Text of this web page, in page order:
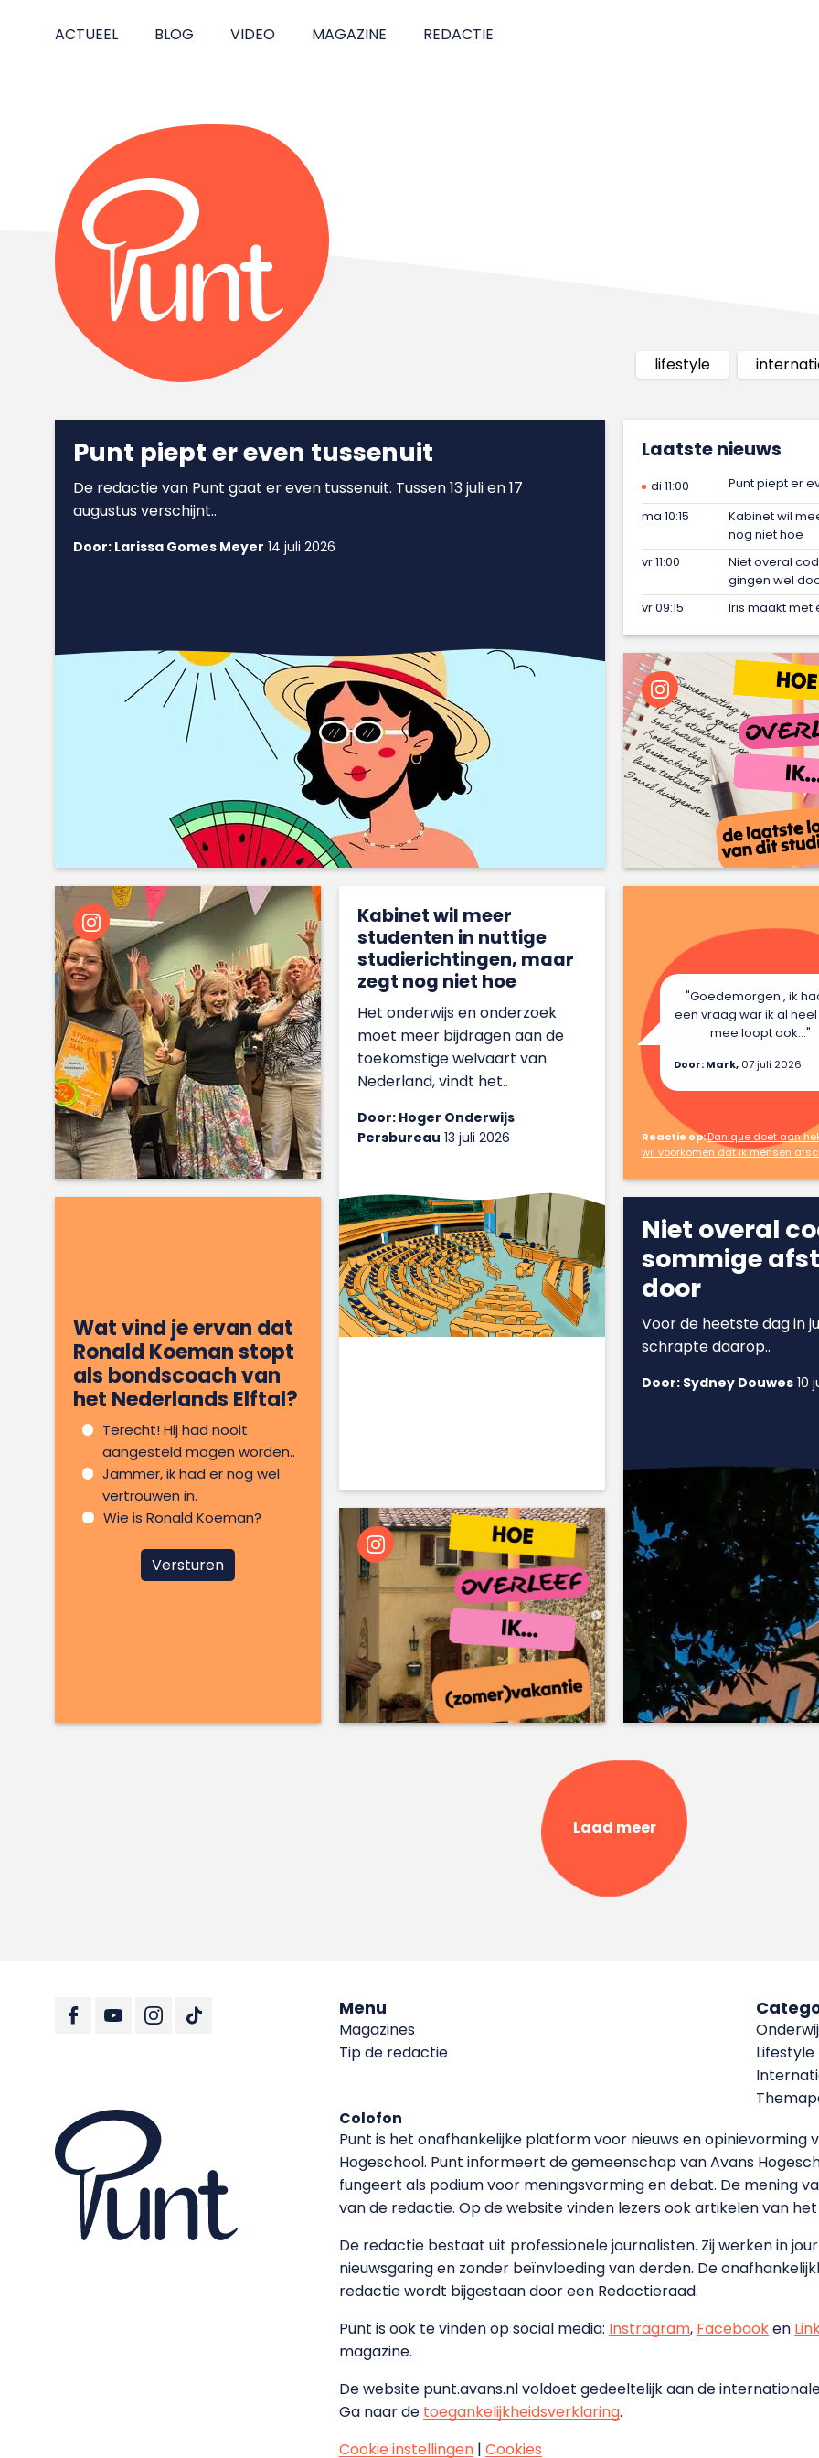
ACTUEEL BLOG VIDEO MAGAZINE REDACTIE
lifestyle
Punt piept er even tussenuit
De redactie van Punt gaat er even tussenuit. Tussen 13 juli en 17
augustus verschijnt..
Door: Larissa Gomes Meyer 14 juli 2026
Laatste nieuws
di 11:00
Punt piept er
ma 10:15
Kabinet wil
nog niet hoe
vr 11:00
Niet overal
gingen wel
vr 09:15
Iris maakt met
wo 16:00
Microsoft de
"Goedemorgen , ik
een vraag war ik al
mee loopt ook..."
Door: Mark,07 juli 2026
Reactie op:Danique doet aan
wil voorkomen dat ik mensen
Wat vind je ervan dat
Ronald Koeman stopt
als bondscoach van
het Nederlands Elftal?
Terecht! Hij had nooit
aangesteld mogen worden..
Jammer, ik had er nog wel
vertrouwen in.
Wie is Ronald Koeman?
Kabinet wil meer
studenten in nuttige
studierichtingen, maar
zegt nog niet hoe
Het onderwijs en onderzoek
moet meer bijdragen aan de
toekomstige welvaart van
Nederland, vindt het..
Door: Hoger Onderwijs
Persbureau 13 juli 2026
Niet overal
sommige
door
Voor de heetste dag in
schrapte daarop..
Door: Sydney Douwes10
Laad meer
Menu
Magazines
Tip de redactie
Lifestyle
Colofon
Punt is het onafhankelijke platform voor nieuws en
Hoge­school. Punt informeert de gemeenschap van Avans
fungeert als podium voor meningsvorming en debat. De mening
van de redactie. Op de website vinden lezers ook artikelen van het
De redactie bestaat uit professionele journalisten. Zij werken in
nieuwsgaring en zonder beïnvloeding van derden. De
redactie wordt bijgestaan door een Redactieraad.
Punt is ook te vinden op social media: Instragram, Facebooken
magazine.
De website punt.avans.nl voldoet gedeeltelijk aan de
Ga naar de toegankelijkheidsverklaring.
Cookie instellingen |Cookies